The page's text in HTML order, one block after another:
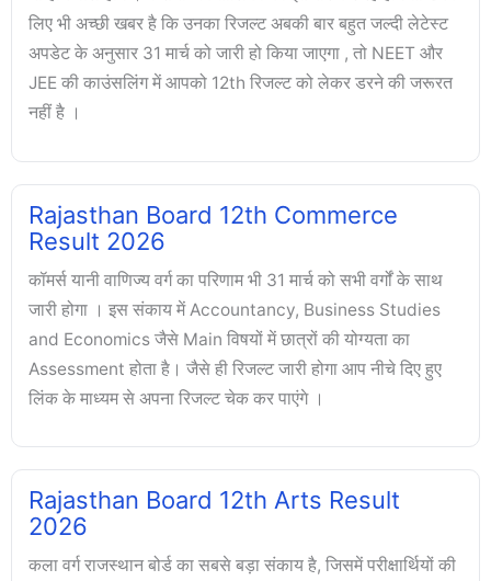
लिए भी अच्छी खबर है कि उनका रिजल्ट अबकी बार बहुत जल्दी लेटेस्ट
अपडेट के अनुसार 31 मार्च को जारी हो किया जाएगा , तो NEET और
JEE की काउंसलिंग में आपको 12th रिजल्ट को लेकर डरने की जरूरत
नहीं है ।
Rajasthan Board 12th Commerce
Result 2026
कॉमर्स यानी वाणिज्य वर्ग का परिणाम भी 31 मार्च को सभी वर्गों के साथ
जारी होगा । इस संकाय में Accountancy, Business Studies
and Economics जैसे Main विषयों में छात्रों की योग्यता का
Assessment होता है। जैसे ही रिजल्ट जारी होगा आप नीचे दिए हुए
लिंक के माध्यम से अपना रिजल्ट चेक कर पाएंगे ।
Rajasthan Board 12th Arts Result
2026
कला वर्ग राजस्थान बोर्ड का सबसे बड़ा संकाय है, जिसमें परीक्षार्थियों की